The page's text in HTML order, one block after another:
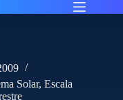
Solar, Escala